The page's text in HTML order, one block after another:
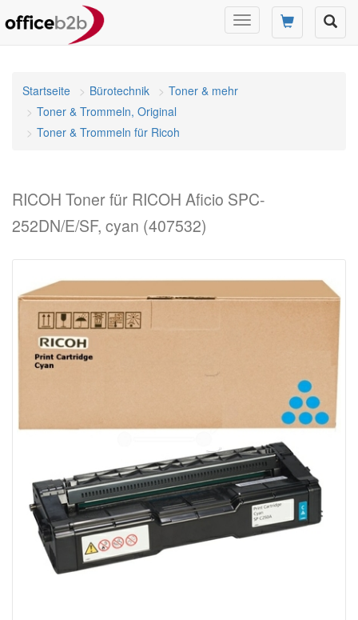
Navigation
umschalten
Startseite Bürotechnik
Toner & mehr
Toner & Trommeln, Original
Toner & Trommeln für Ricoh
RICOH Toner für RICOH Aficio SPC-
252DN/E/SF, cyan (407532)